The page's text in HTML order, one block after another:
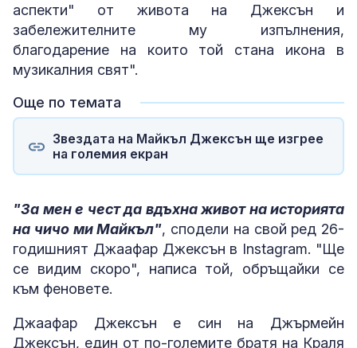
аспекти" от живота на Джексън и
забележителните му изпълнения,
благодарение на които той стана икона в
музикалния свят".
Още по темата
Звездата на Майкъл Джексън ще изгрее
на големия екран
"За мен е чест да вдъхна живот на историята
на чичо ми Майкъл", сподели на свой ред 26-
годишният Джаафар Джексън в Instagram. "Ще
се видим скоро", написа той, обръщайки се
към феновете.
Джаафар Джексън е син на Джърмейн
Джексън, един от по-големите братя на Краля